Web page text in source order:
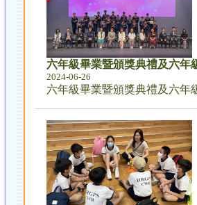
六年級畢業暨頒獎典禮及六年
2024-06-26
六年級畢業暨頒獎典禮及六年